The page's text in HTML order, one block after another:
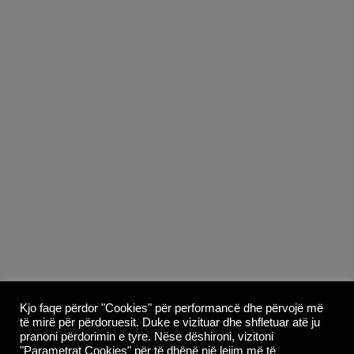
Copyright © 2026Whoop Theme - Powered by
WordPress.
Kjo faqe përdor "Cookies" për performancë dhe përvojë më
të mirë për përdoruesit. Duke e vizituar dhe shfletuar atë ju
pranoni përdorimin e tyre. Nëse dëshironi, vizitoni
"Parametrat Cookies" për të dhënë një lejim më të